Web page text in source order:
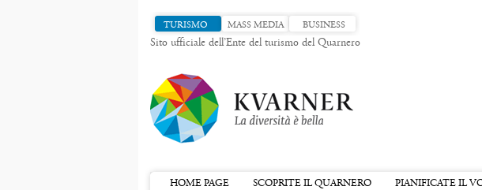
TURISMO MASS MEDIA BUSINESS
Sito ufficiale dell’Ente del turismo del Quarnero
HOME PAGE SCOPRITE IL QUARNERO PIANIFICATE IL